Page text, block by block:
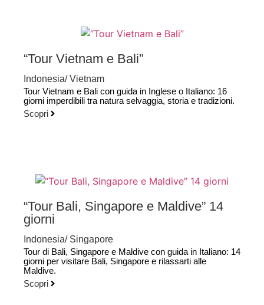
“Tour Vietnam e Bali”
Indonesia/Vietnam
Tour Vietnam e Bali con guida in Inglese o Italiano: 16
giorni imperdibili tra natura selvaggia, storia e tradizioni.
Scopri
“Tour Bali, Singapore e Maldive” 14
giorni
Indonesia/ Singapore
Tour di Bali, Singapore e Maldive con guida in Italiano: 14
giorni per visitare Bali, Singapore e rilassarti alle
Maldive.
Scopri